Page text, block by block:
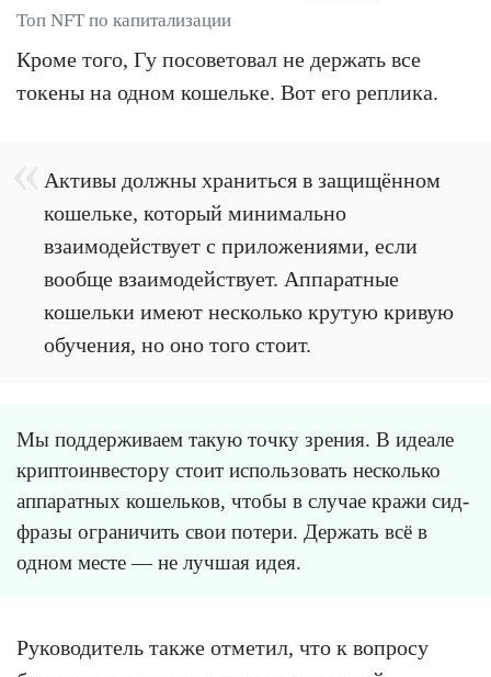
Топ NFT по капитализации
Кроме того, Гу посоветовал не держать все
токены на одном кошельке. Вот его реплика.
Активы должны храниться в защищённом
кошельке, который минимально
взаимодействует с приложениями, если
вообще взаимодействует. Аппаратные
кошельки имеют несколько крутую кривую
обучения, но оно того стоит.
Мы поддерживаем такую точку зрения. В идеале
криптоинвестору стоит использовать несколько
аппаратных кошельков, чтобы в случае кражи сид-
фразы ограничить свои потери. Держать всё в
одном месте — не лучшая идея.
Руководитель также отметил, что к вопросу